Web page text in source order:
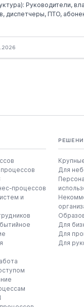
Руководители,
диспетчеры, ПТО,
процессов
и
Для
Для
Для
Для